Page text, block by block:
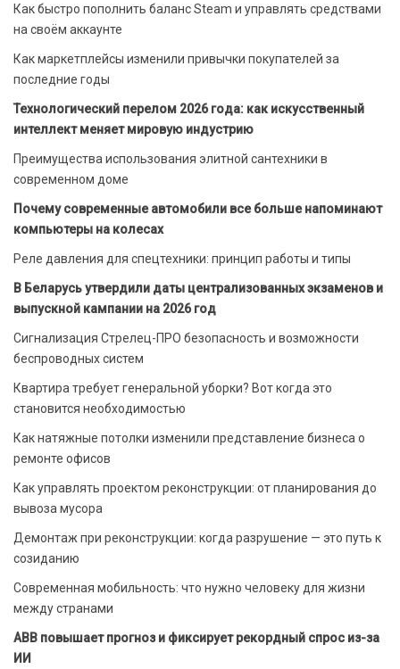
Как быстро пополнить баланс Steam и управлять средствами
на своём аккаунте
Как маркетплейсы изменили привычки покупателей за
последние годы
Технологический перелом 2026 года: как искусственный
интеллект меняет мировую индустрию
Преимущества использования элитной сантехники в
современном доме
Почему современные автомобили все больше напоминают
компьютеры на колесах
Реле давления для спецтехники: принцип работы и типы
В Беларусь утвердили даты централизованных экзаменов и
выпускной кампании на 2026 год
Сигнализация Стрелец-ПРО безопасность и возможности
беспроводных систем
Квартира требует генеральной уборки? Вот когда это
становится необходимостью
Как натяжные потолки изменили представление бизнеса о
ремонте офисов
Как управлять проектом реконструкции: от планирования до
вывоза мусора
Демонтаж при реконструкции: когда разрушение — это путь к
созиданию
Современная мобильность: что нужно человеку для жизни
между странами
ABB повышает прогноз и фиксирует рекордный спрос из-за
ИИ